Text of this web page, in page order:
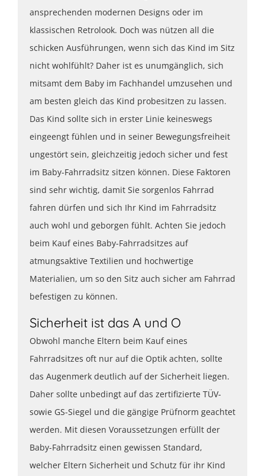
ansprechenden modernen Designs oder im
klassischen Retrolook. Doch was nützen all die
schicken Ausführungen, wenn sich das Kind im Sitz
nicht wohlfühlt? Daher ist es unumgänglich, sich
mitsamt dem Baby im Fachhandel umzusehen und
am besten gleich das Kind probesitzen zu lassen.
Das Kind sollte sich in erster Linie keineswegs
eingeengt fühlen und in seiner Bewegungsfreiheit
ungestört sein, gleichzeitig jedoch sicher und fest
im Baby-Fahrradsitz sitzen können. Diese Faktoren
sind sehr wichtig, damit Sie sorgenlos Fahrrad
fahren dürfen und sich Ihr Kind im Fahrradsitz
auch wohl und geborgen fühlt. Achten Sie jedoch
beim Kauf eines Baby-Fahrradsitzes auf
atmungsaktive Textilien und hochwertige
Materialien, um so den Sitz auch sicher am Fahrrad
befestigen zu können.
Sicherheit ist das A und O
Obwohl manche Eltern beim Kauf eines
Fahrradsitzes oft nur auf die Optik achten, sollte
das Augenmerk deutlich auf der Sicherheit liegen.
Daher sollte unbedingt auf das zertifizierte TÜV-
sowie GS-Siegel und die gängige Prüfnorm geachtet
werden. Mit diesen Voraussetzungen erfüllt der
Baby-Fahrradsitz einen gewissen Standard,
welcher Eltern Sicherheit und Schutz für ihr Kind